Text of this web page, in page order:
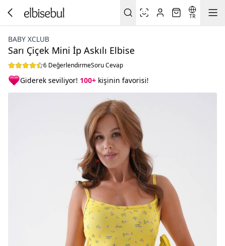
TR
BABY XCLUB
Sarı Çiçek Mini İp Askılı Elbise
6 DeğerlendirmeSoru Cevap
Giderek seviliyor! 100+ kişinin favorisi!